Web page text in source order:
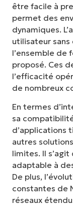
être facile à
permet des
dynamiques.
utilisateur
l’ensemble de
proposé. Ces
l’efficacité
de nombreux
En termes
sa
d’applications
autres
limites. Il
adaptable à
De plus,
constantes de
réseaux